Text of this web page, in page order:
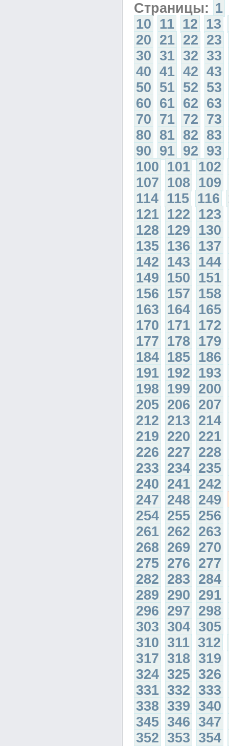
Страницы: 1
10 11 12 13
20 21 22 23
30 31 32 33
40 41 42 43
50 51 52 53
60 61 62 63
70 71 72 73
80 81 82 83
90 91 92 93
100 101 102
107 108 109
114 115 116
121 122 123
128 129 130
135 136 137
142 143 144
149 150 151
156 157 158
163 164 165
170 171 172
177 178 179
184 185 186
191 192 193
198 199 200
205 206 207
212 213 214
219 220 221
226 227 228
233 234 235
240 241 242
247 248 249
254 255 256
261 262 263
268 269 270
275 276 277
282 283 284
289 290 291
296 297 298
303 304 305
310 311 312
317 318 319
324 325 326
331 332 333
338 339 340
345 346 347
352 353 354